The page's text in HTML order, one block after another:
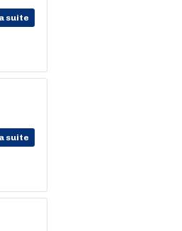
suite
suite